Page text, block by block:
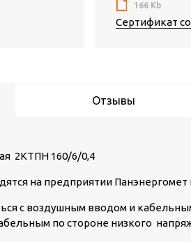
166 Kb
Сертификат
Отзывы
2КТПН 160/6/0,4
на предприятии
с воздушным вводом и
по стороне низкого